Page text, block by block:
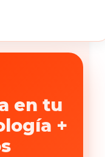
en tu
+